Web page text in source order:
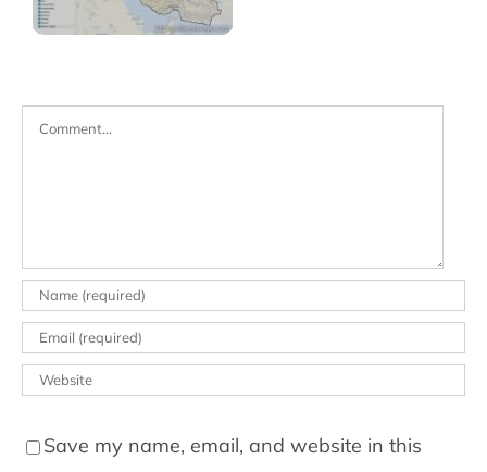
Comment
Save my name, email, and website in this